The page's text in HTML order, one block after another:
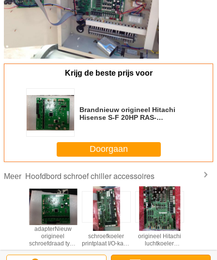
Krijg de beste prijs voor
Brandnieuw origineel Hitachi
Hisense S-F 20HP RAS-
Doorgaan
Meer Hoofdbord schroef chiller accessoires
adapterNieuw
origineel
schroefdraad type
waterkoeler
accessoires
Hitachi
schroefkoeler
printplaat I/O-kaart
G7B00100A
Gloednieuw
origineel Hitachi
luchtkoeler
schroefkoeler
moederbord E-